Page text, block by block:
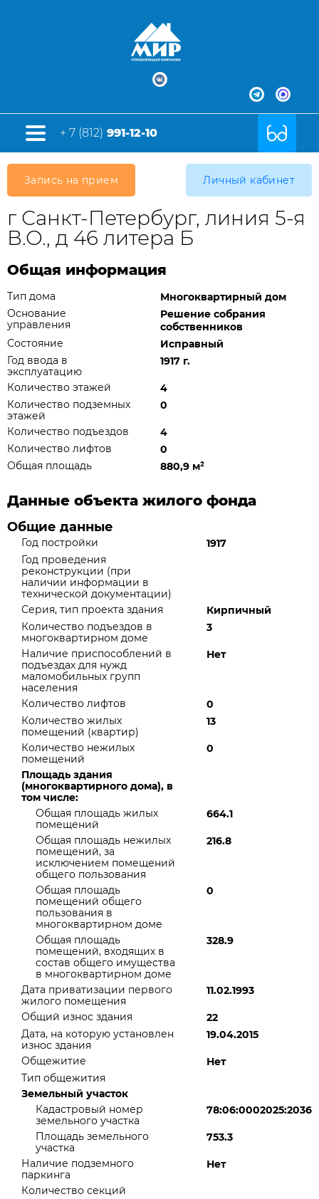
+ 7 (812) 991-12-10
Запись на прием Личный кабинет
г Санкт-Петербург, линия 5-я
В.О., д 46 литера Б
Общая информация
Тип дома
Многоквартирный дом
Основание
управления
Решение собрания
собственников
Состояние
Исправный
Год ввода в
эксплуатацию
1917 г.
Количество этажей
4
Количество подземных
этажей
0
Количество подъездов
4
Количество лифтов
0
Общая площадь
880,9 м²
Данные объекта жилого фонда
Общие данные
Год постройки
1917
Год проведения
реконструкции (при
наличии информации в
технической документации)
Серия, тип проекта здания
Кирпичный
Количество подъездов в
многоквартирном доме
3
Наличие приспособлений в
подъездах для нужд
маломобильных групп
населения
Нет
Количество лифтов
0
Количество жилых
помещений (квартир)
13
Количество нежилых
помещений
0
Площадь здания
(многоквартирного дома), в
том числе:
Общая площадь жилых
помещений
664.1
Общая площадь нежилых
помещений, за
исключением помещений
общего пользования
216.8
Общая площадь
помещений общего
пользования в
многоквартирном доме
0
Общая площадь
помещений, входящих в
состав общего имущества
в многоквартирном доме
328.9
Дата приватизации первого
жилого помещения
11.02.1993
Общий износ здания
22
Дата, на которую установлен
износ здания
19.04.2015
Общежитие
Нет
Тип общежития
Земельный участок
Кадастровый номер
земельного участка
78:06:0002025:2036
Площадь земельного
участка
753.3
Наличие подземного
паркинга
Нет
Количество секций